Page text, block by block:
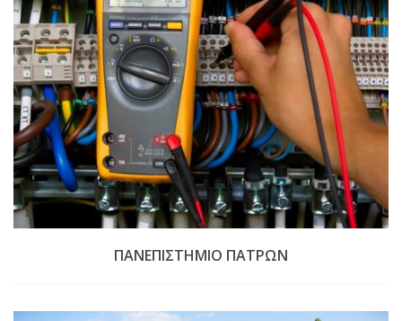
ΠΑΝΕΠΙΣΤΗΜΙΟ ΠΑΤΡΩΝ